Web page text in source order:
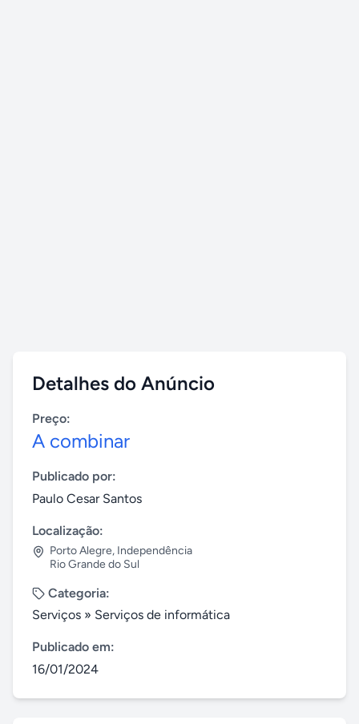
Detalhes do Anúncio
Preço:
A combinar
Publicado por:
Paulo Cesar Santos
Localização:
Porto Alegre, Independência
Rio Grande do Sul
Categoria:
Serviços » Serviços de informática
Publicado em:
16/01/2024